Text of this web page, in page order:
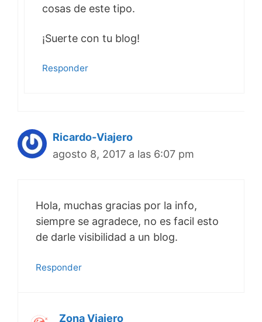
cosas de este tipo.
¡Suerte con tu blog!
Responder
Ricardo-Viajero
agosto 8, 2017 a las 6:07 pm
Hola, muchas gracias por la info,
siempre se agradece, no es facil esto
de darle visibilidad a un blog.
Responder
Zona Viajero